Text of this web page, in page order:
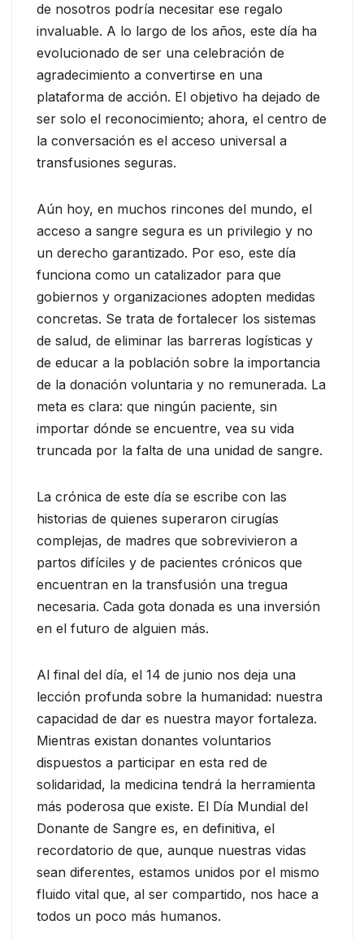
de nosotros podría necesitar ese regalo
invaluable. A lo largo de los años, este día ha
evolucionado de ser una celebración de
agradecimiento a convertirse en una
plataforma de acción. El objetivo ha dejado de
ser solo el reconocimiento; ahora, el centro de
la conversación es el acceso universal a
transfusiones seguras.
Aún hoy, en muchos rincones del mundo, el
acceso a sangre segura es un privilegio y no
un derecho garantizado. Por eso, este día
funciona como un catalizador para que
gobiernos y organizaciones adopten medidas
concretas. Se trata de fortalecer los sistemas
de salud, de eliminar las barreras logísticas y
de educar a la población sobre la importancia
de la donación voluntaria y no remunerada. La
meta es clara: que ningún paciente, sin
importar dónde se encuentre, vea su vida
truncada por la falta de una unidad de sangre.
La crónica de este día se escribe con las
historias de quienes superaron cirugías
complejas, de madres que sobrevivieron a
partos difíciles y de pacientes crónicos que
encuentran en la transfusión una tregua
necesaria. Cada gota donada es una inversión
en el futuro de alguien más.
Al final del día, el 14 de junio nos deja una
lección profunda sobre la humanidad: nuestra
capacidad de dar es nuestra mayor fortaleza.
Mientras existan donantes voluntarios
dispuestos a participar en esta red de
solidaridad, la medicina tendrá la herramienta
más poderosa que existe. El Día Mundial del
Donante de Sangre es, en definitiva, el
recordatorio de que, aunque nuestras vidas
sean diferentes, estamos unidos por el mismo
fluido vital que, al ser compartido, nos hace a
todos un poco más humanos.